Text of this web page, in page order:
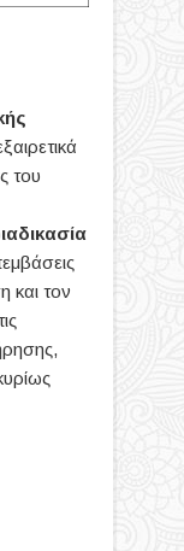
του
και τον